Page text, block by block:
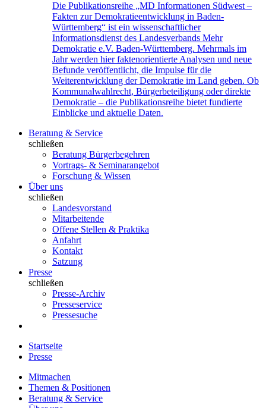
Die Publikationsreihe „MD Informationen Südwest –
Fakten zur Demokratieentwicklung in Baden-
Württemberg“ ist ein wissenschaftlicher
Informationsdienst des Landesverbands Mehr
Demokratie e.V. Baden-Württemberg. Mehrmals im
Jahr werden hier faktenorientierte Analysen und neue
Befunde veröffentlicht, die Impulse für die
Weiterentwicklung der Demokratie im Land geben. Ob
Kommunalwahlrecht, Bürgerbeteiligung oder direkte
Demokratie – die Publikationsreihe bietet fundierte
Einblicke und aktuelle Daten.
Beratung & Service
schließen
Beratung Bürgerbegehren
Vortrags- & Seminarangebot
Forschung & Wissen
Über uns
schließen
Landesvorstand
Mitarbeitende
Offene Stellen & Praktika
Anfahrt
Kontakt
Satzung
Presse
schließen
Presse-Archiv
Presseservice
Pressesuche
Startseite
Presse
Mitmachen
Themen & Positionen
Beratung & Service